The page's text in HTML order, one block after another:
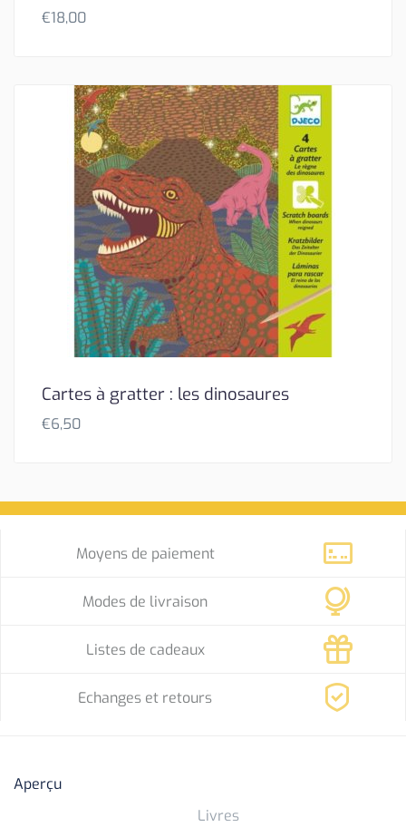
€18,00
Cartes à gratter : les dinosaures
€6,50
Moyens de paiement
Modes de livraison
Listes de cadeaux
Echanges et retours
Aperçu
Livres